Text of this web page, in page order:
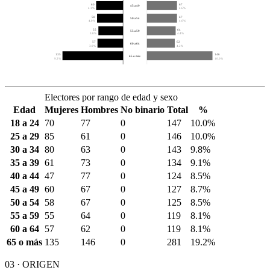
60
4.1%
67
4.6%
45 a 49
58
4.0%
67
4.6%
50 a 54
55
3.8%
64
4.4%
55 a 59
57
3.9%
62
4.2%
60 a 64
135
9.2%
146
10.0%
65 o más
Electores por rango de edad y sexo
Edad
Mujeres Hombres No binario Total
%
18 a 24
70 77 0 147
10.0%
25 a 29 85 61 0 146
10.0%
30 a 34 80 63 0 143
9.8%
35 a 39 61 73 0 134
9.1%
40 a 44 47 77 0 124
8.5%
45 a 49 60 67 0 127
8.7%
50 a 54
58 67 0 125
8.5%
55 a 59
55 64 0 119
8.1%
60 a 64
57 62 0 119
8.1%
65 o más 135 146 0 281 19.2%
03 · ORIGEN